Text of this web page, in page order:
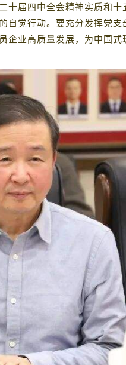
十届四中全会精神实质和十
自觉行动。要充分发挥党支
企业高质量发展，为中国式